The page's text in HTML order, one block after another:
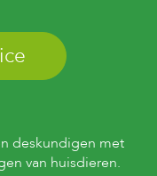
deskundigen met
van huisdieren.